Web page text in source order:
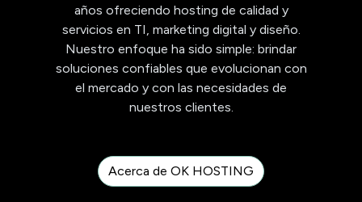
años ofreciendo hosting de calidad y
servicios en TI, marketing digital y diseño.
Nuestro enfoque ha sido simple: brindar
soluciones confiables que evolucionan con
el mercado y con las necesidades de
nuestros clientes.
Acerca de OK HOSTING